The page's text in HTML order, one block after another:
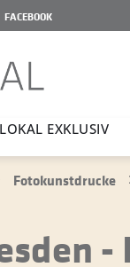
FACEBOOK
EXKLUSIV
Fotokunstdrucke
-